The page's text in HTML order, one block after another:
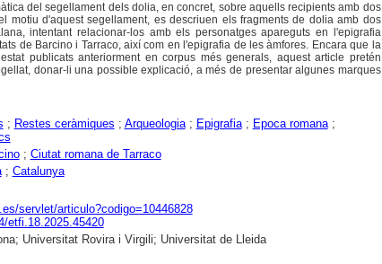
del segellament dels dolia, en concret, sobre aquells recipients amb dos
motiu d'aquest segellament, es descriuen els fragments de dolia amb dos
intentant relacionar-los amb els personatges apareguts en l'epigrafia
de Barcino i Tarraco, així com en l'epigrafia de les àmfores. Encara que la
publicats anteriorment en corpus més generals, aquest article pretén
donar-li una possible explicació, a més de presentar algunes marques
; Restes ceràmiques ; Arqueologia; Epigrafia; Epoca romana;
; Ciutat romana de Tarraco
; Catalunya
servlet/articulo?codigo=10446828
etfi.18.2025.45420
Universitat Rovira i Virgili; Universitat de Lleida